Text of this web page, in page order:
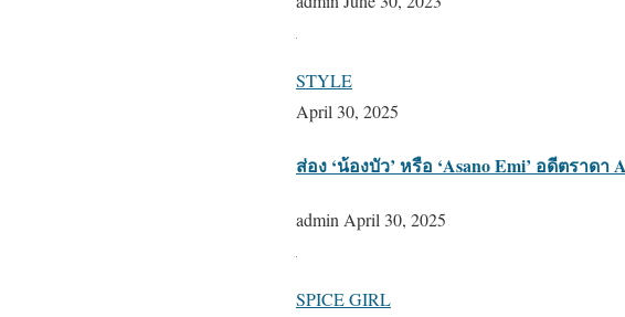
STYLE
April 30, 2025
ส่อง ‘น้องบัว’ หรือ ‘Asano Emi’ อดีตราด
admin April 30, 2025
SPICE GIRL